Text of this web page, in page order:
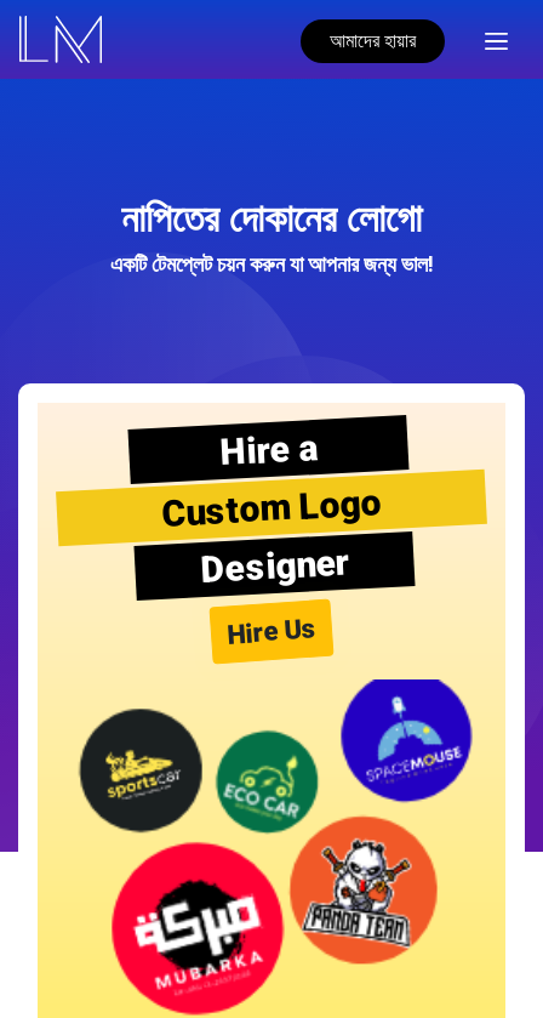
আমাদের হায়ার
নাপিতের দোকানের লোগো
একটি টেমপ্লেট চয়ন করুন যা আপনার জন্য ভাল!
Hire a
Custom Logo
Designer
Hire Us